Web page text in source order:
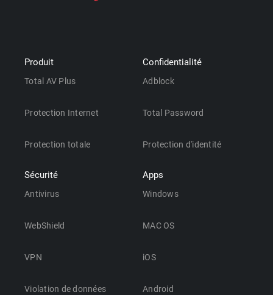
Produit
Total AV Plus
Protection Internet
Protection totale
Sécurité
Antivirus
WebShield
VPN
Violation de données
Confidentialité
Adblock
Total Password
Protection d'identité
Apps
Windows
MAC OS
iOS
Android